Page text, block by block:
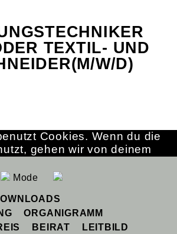
TEXTIL- UND
W/D)
Mode
ORGANIGRAMM
BEIRAT LEITBILD
Cookies. Wenn du die
gehen wir von deinem